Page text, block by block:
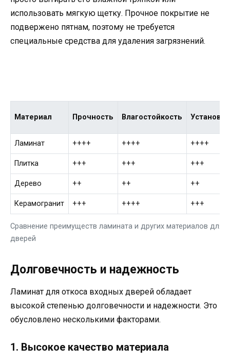
использовать мягкую щетку. Прочное покрытие не
подвержено пятнам, поэтому не требуется
специальные средства для удаления загрязнений.
Сравнение преимуществ ламината и других материалов для
дверей
Материал Прочность Влагостойкость Установка
Ламинат ++++ ++++ ++++
Плитка +++ +++ +++
Дерево ++ ++ ++
Керамогранит +++ ++++ +++
Долговечность и надежность
Ламинат для откоса входных дверей обладает
высокой степенью долговечности и надежности. Это
обусловлено несколькими факторами.
1. Высокое качество материала